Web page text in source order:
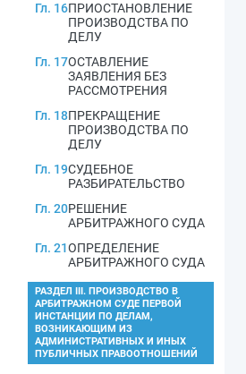
Гл. 16ПРИОСТАНОВЛЕНИЕ
ПРОИЗВОДСТВА ПО
ДЕЛУ
Гл. 17ОСТАВЛЕНИЕ
ЗАЯВЛЕНИЯ БЕЗ
РАССМОТРЕНИЯ
Гл. 18ПРЕКРАЩЕНИЕ
ПРОИЗВОДСТВА ПО
ДЕЛУ
Гл. 19СУДЕБНОЕ
РАЗБИРАТЕЛЬСТВО
Гл. 20РЕШЕНИЕ
АРБИТРАЖНОГО СУДА
Гл. 21ОПРЕДЕЛЕНИЕ
АРБИТРАЖНОГО СУДА
РАЗДЕЛ III. ПРОИЗВОДСТВО В
АРБИТРАЖНОМ СУДЕ ПЕРВОЙ
ИНСТАНЦИИ ПО ДЕЛАМ,
ВОЗНИКАЮЩИМ ИЗ
АДМИНИСТРАТИВНЫХ И ИНЫХ
ПУБЛИЧНЫХ ПРАВООТНОШЕНИЙ